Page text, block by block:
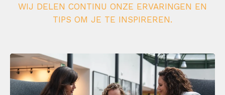
WIJ DELEN CONTINU ONZE ERVARINGEN EN
TIPS OM JE TE INSPIREREN.